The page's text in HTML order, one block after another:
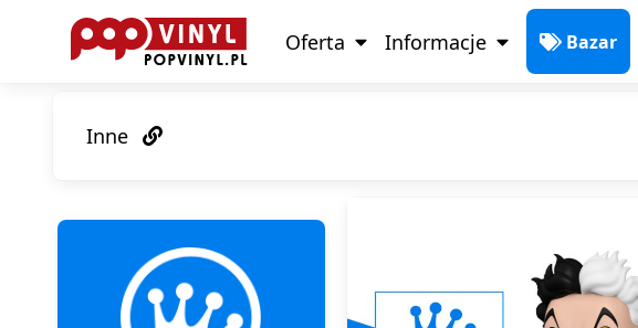
Oferta Informacje Bazar
Inne